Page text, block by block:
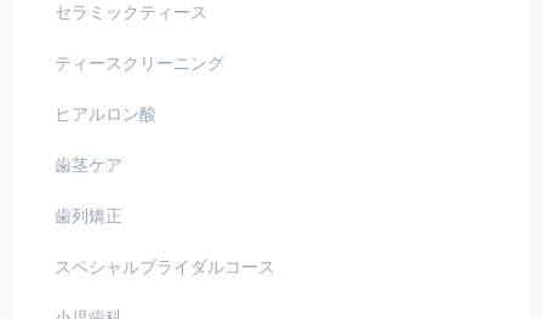
セラミックティース
ティースクリーニング
ヒアルロン酸
歯茎ケア
歯列矯正
スペシャルブライダルコース